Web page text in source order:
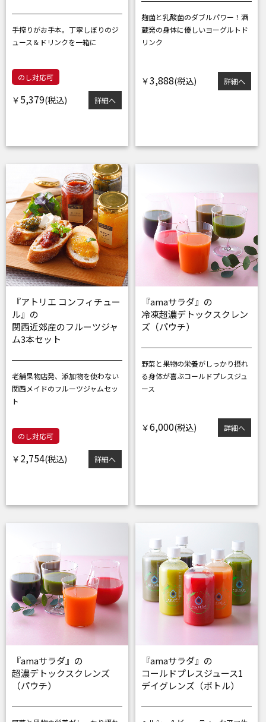
手搾りがお手本。丁寧しぼりのジ
ュース＆ドリンクを一箱に
のし対応可
￥ 5,379 詳細へ
麹菌と乳酸菌のダブルパワー！ 酒
蔵発の身体に優しいヨーグルトド
リンク
￥3,888 詳細へ
『アトリエ コンフィチュー
ル』の
関西近郊産のフルーツジャ
ム3本セット
老舗果物店発、添加物を使わない
関西メイドのフルーツジャムセッ
ト
のし対応可
￥ 2,754 詳細へ
『amaサラダ』の
冷凍超濃デトックスクレン
ズ（パウチ）
野菜と果物の栄養がしっかり摂れ
る身体が喜ぶコールドプレスジュ
ース
￥6,000 詳細へ
『amaサラダ』の
超濃デトックスクレンズ
（パウチ）
『amaサラダ』の
コールドプレスジュース1
デイグレンズ（ボトル）